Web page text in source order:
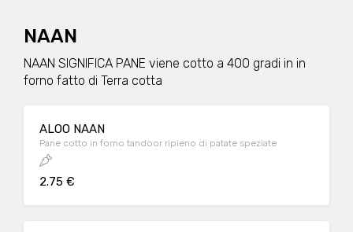
NAAN
NAAN SIGNIFICA PANE viene cotto a 400 gradi in in
forno fatto di Terra cotta
ALOO NAAN
Pane cotto in forno tandoor ripieno di patate speziate
2.75 €